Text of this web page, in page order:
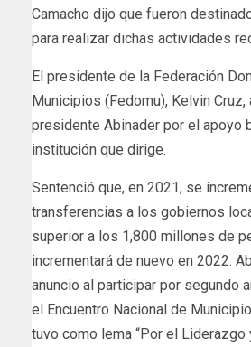
Camacho dijo que fueron
para realizar dichas actividades
El presidente de la Federación
Municipios (Fedomu), Kelvin Cruz,
presidente Abinader por el apoyo
institución que dirige.
Sentenció que, en 2021, se
transferencias a los gobiernos
superior a los 1,800 millones de
incrementará de nuevo en 2022.
anuncio al participar por segundo
el Encuentro Nacional de
tuvo como lema “Por el Liderazgo